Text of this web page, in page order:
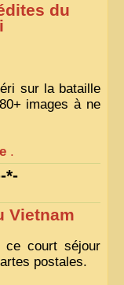
du
sur la bataille
images à ne
.
*-
Vietnam
ce court séjour
postales.